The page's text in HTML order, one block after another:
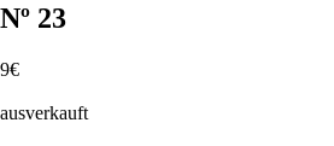
Nº 23
9€
ausverkauft